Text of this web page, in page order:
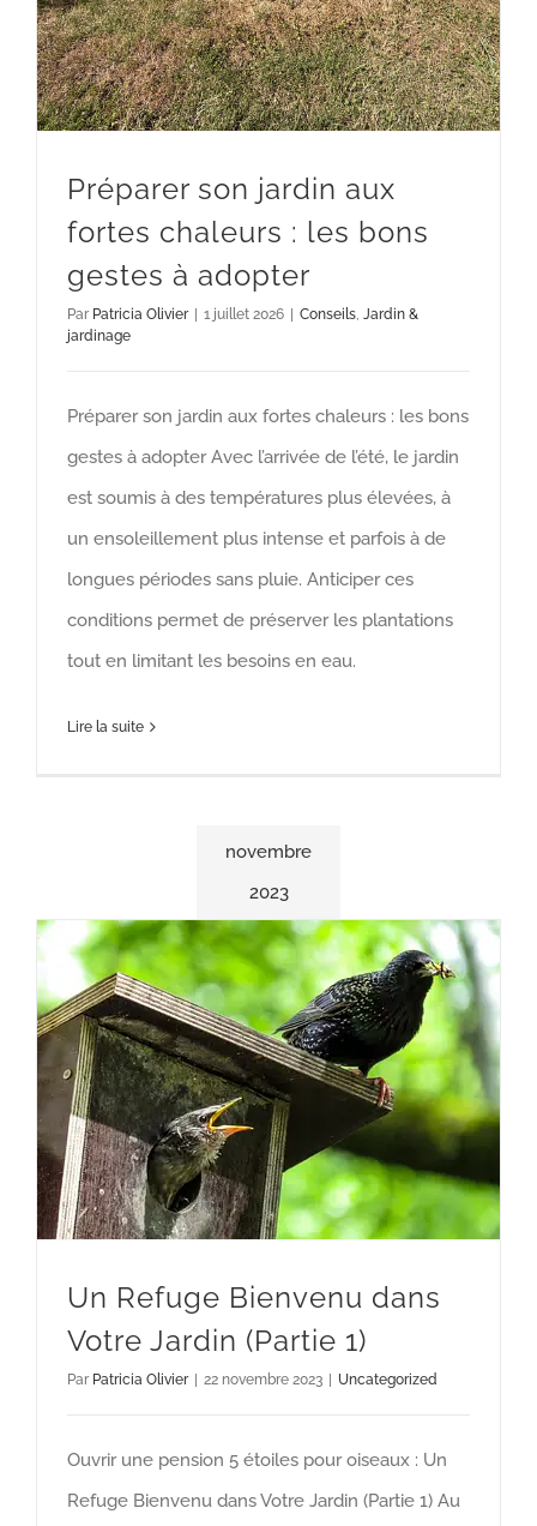
Préparer son jardin aux
fortes chaleurs : les bons
gestes à adopter
Par Patricia Olivier 1 juillet 2026 Conseils, Jardin &
jardinage
Préparer son jardin aux fortes chaleurs : les bons
gestes à adopter Avec l’arrivée de l’été, le jardin
est soumis à des températures plus élevées, à
un ensoleillement plus intense et parfois à de
longues périodes sans pluie. Anticiper ces
conditions permet de préserver les plantations
tout en limitant les besoins en eau.
Lire la suite
novembre
2023
Un Refuge Bienvenu dans
Votre Jardin (Partie 1)
Par Patricia Olivier 22 novembre 2023 Uncategorized
Ouvrir une pension 5 étoiles pour oiseaux : Un
Refuge Bienvenu dans Votre Jardin (Partie 1) Au